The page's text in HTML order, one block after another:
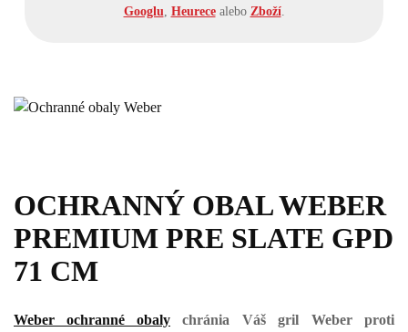
Googlu, Heurecealebo Zboží.
OCHRANNÝ OBAL WEBER
PREMIUM PRE SLATE GPD
71 CM
Weber ochranné obaly
chránia Váš gril Weber proti